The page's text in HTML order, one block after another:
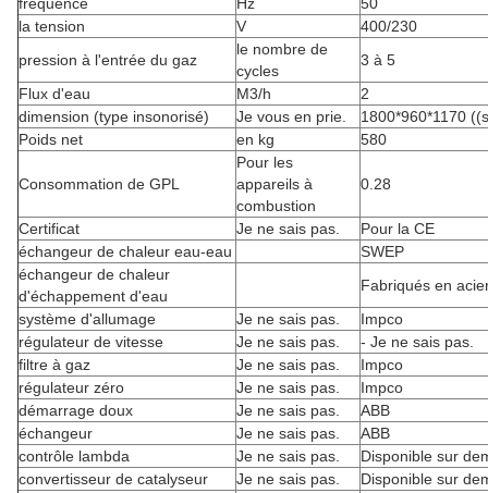
fréquence
Hz
50
la tension
V
400/230
pression à l'entrée du gaz
le nombre de
cycles
3 à 5
Flux d'eau
M3/h
2
dimension (type insonorisé)
Je vous en prie.
1800*960*1170
Poids net
en kg 580
Consommation de GPL
Pour les
appareils à
combustion
0.28
Certificat Je ne sais pas.
Pour la CE
échangeur de chaleur eau-eau
SWEP
échangeur de chaleur
d'échappement d'eau
Fabriqués en
système d'allumage
Je ne sais pas.
Impco
régulateur de vitesse
Je ne sais pas.
- Je ne sais pas.
filtre à gaz
Je ne sais pas.
Impco
régulateur zéro
Je ne sais pas.
Impco
démarrage doux
Je ne sais pas.
ABB
échangeur
Je ne sais pas.
ABB
contrôle lambda
Je ne sais pas.
Disponible sur
convertisseur de catalyseur
Je ne sais pas.
Disponible sur